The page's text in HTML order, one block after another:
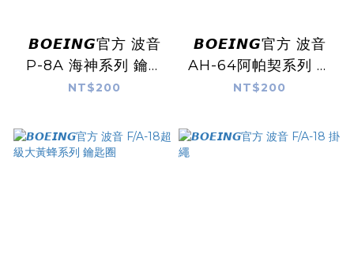
𝘽𝙊𝙀𝙄𝙉𝙂官方 波音
P-8A 海神系列 鑰匙
圈
NT$200
𝘽𝙊𝙀𝙄𝙉𝙂官方 波音
AH-64阿帕契系列 鑰
匙圈
NT$200